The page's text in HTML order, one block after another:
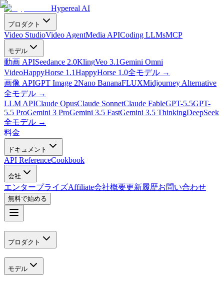
Hypereal AI
プロダクト
Video StudioVideo AgentMedia APICoding LLMsMCP
モデル
動画 APISeedance 2.0KlingVeo 3.1Gemini Omni
VideoHappyHorse 1.1HappyHorse 1.0全モデル →
画像 APIGPT Image 2Nano BananaFLUXMidjourney Alternative
全モデル →
LLM APIClaude OpusClaude SonnetClaude FableGPT-5.5GPT-
5.5 ProGemini 3 ProGemini 3.5 FastGemini 3.5 ThinkingDeepSeek
全モデル →
料金
ドキュメント
API ReferenceCookbook
会社
エンタープライズAffiliate会社概要更新履歴お問い合わせ
無料で始める
プロダクト
モデル